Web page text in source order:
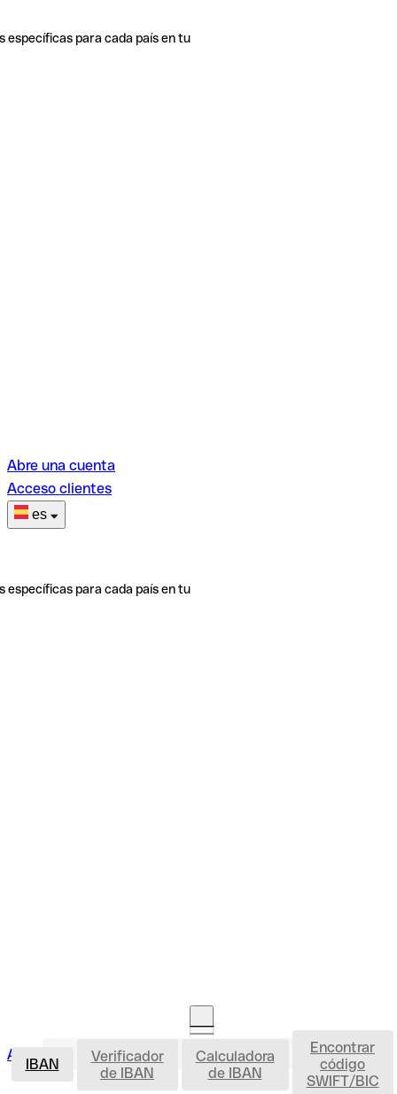
específicas para cada país en tu
Abre una cuenta
Acceso clientes
es
específicas para cada país en tu
Acceso clientesAbrir cuenta IBAN
IBAN
Verificador
de IBAN
Calculadora
de IBAN
Encontrar
código
SWIFT/BIC